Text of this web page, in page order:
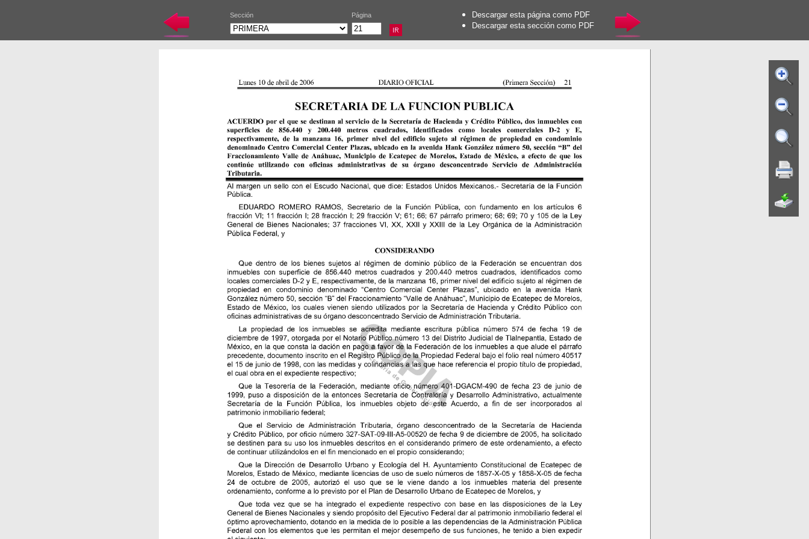
Sección Página
Descargar esta página como PDF
Descargar esta sección como PDF